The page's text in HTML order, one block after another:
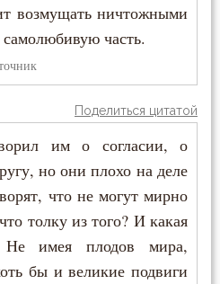
возмущать ничтожными
часть.
Поделиться цитатой
им о согласии, о
но они плохо на деле
что не могут мирно
толку из того? И какая
Не имея плодов мира,
бы и великие подвиги